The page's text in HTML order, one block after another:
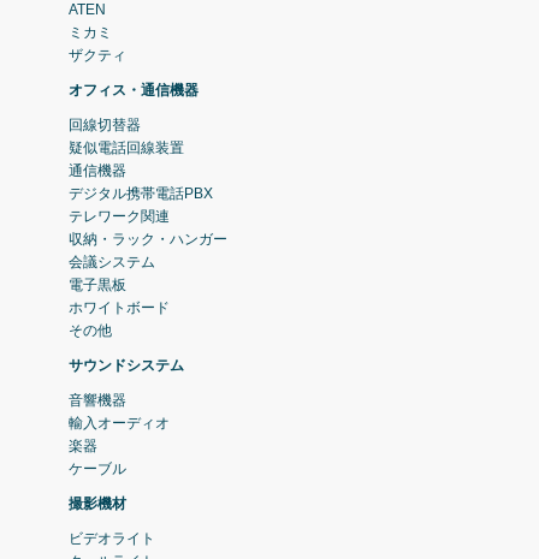
ATEN
ミカミ
ザクティ
オフィス・通信機器
回線切替器
疑似電話回線装置
通信機器
デジタル携帯電話PBX
テレワーク関連
収納・ラック・ハンガー
会議システム
電子黒板
ホワイトボード
その他
サウンドシステム
音響機器
輸入オーディオ
楽器
ケーブル
撮影機材
ビデオライト